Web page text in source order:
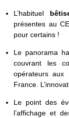
L’habituel
présentes au
pour certains !
Le panorama
couvrant les
opérateurs aux
France.
Le point des
l’affichage et